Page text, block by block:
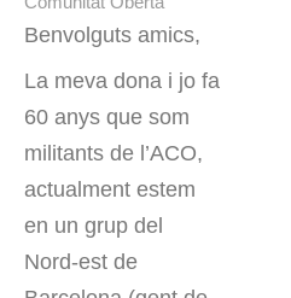
Benvolguts amics,
La meva dona i jo fa
60 anys que som
militants de l’ACO,
actualment estem
en un grup del
Nord-est de